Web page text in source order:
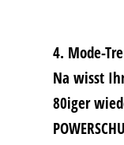
4. Mode-
Na wisst
80iger